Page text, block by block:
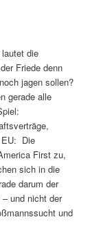
die
Friede denn
jagen sollen?
gerade alle
EU: Die
First zu,
sich in die
darum der
und nicht der
und